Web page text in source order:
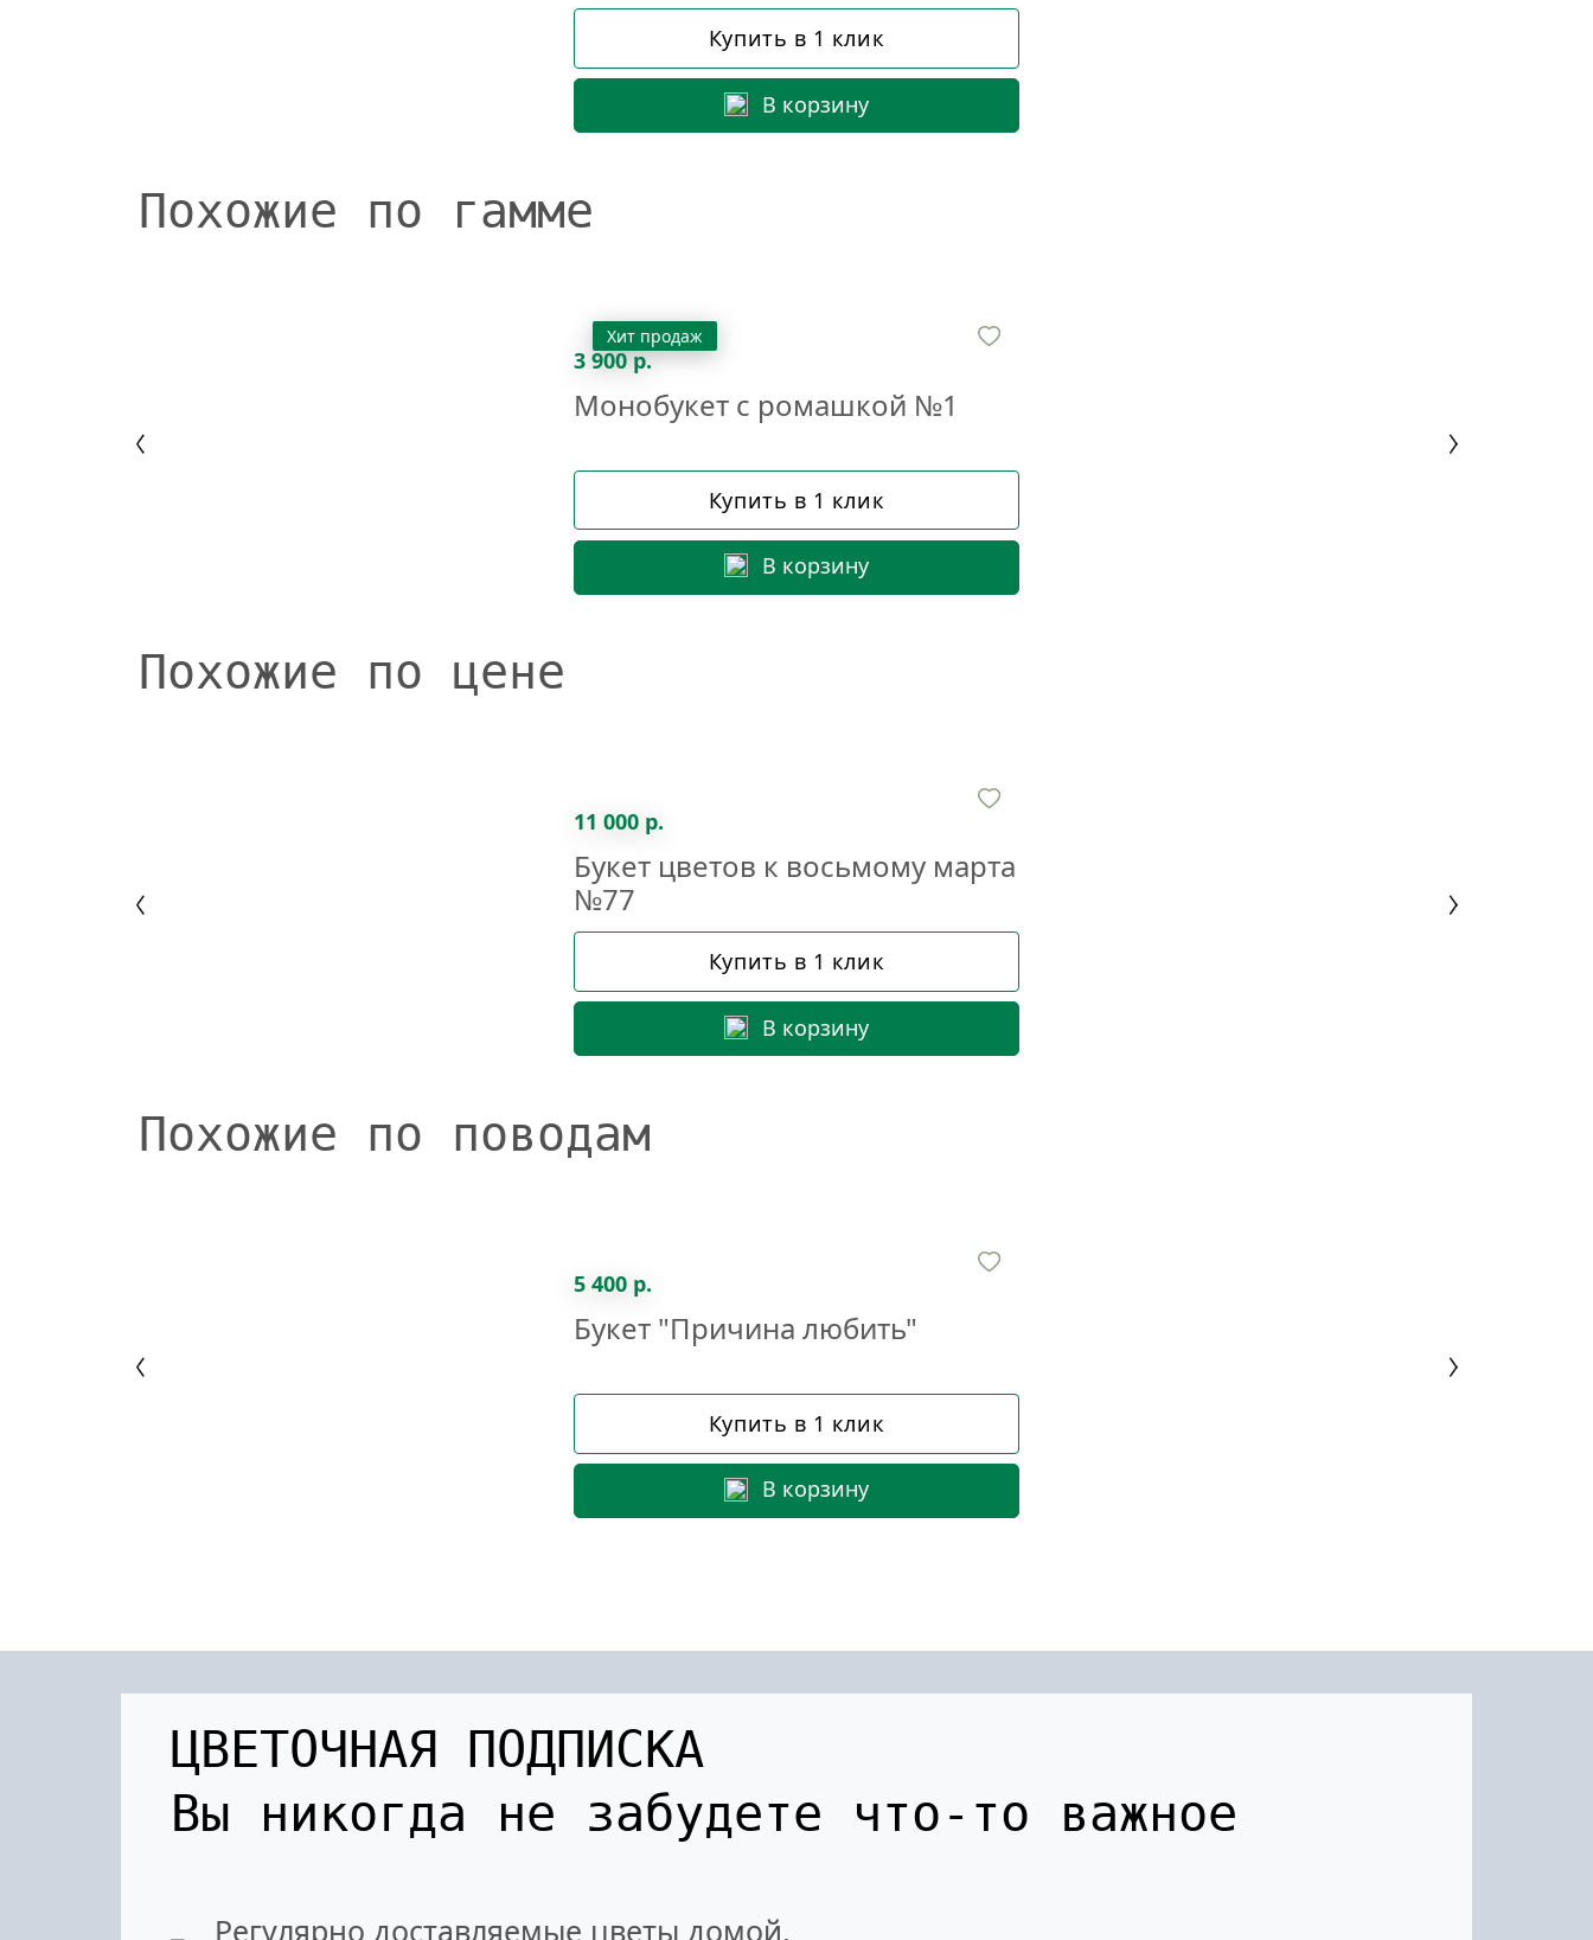
Купить в 1 клик
В корзину
Похожие по гамме
Хит продаж
3 900 р.
Монобукет с ромашкой №1
Купить в 1 клик
В корзину
Похожие по цене
11 000 р.
Букет цветов к восьмому марта
№77
Купить в 1 клик
В корзину
Похожие по поводам
5 400 р.
Букет "Причина любить"
Купить в 1 клик
В корзину
ЦВЕТОЧНАЯ ПОДПИСКА
Вы никогда не забудете что-то важное
Регулярно доставляемые цветы домой,